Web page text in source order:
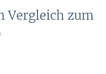
Vergleich zum